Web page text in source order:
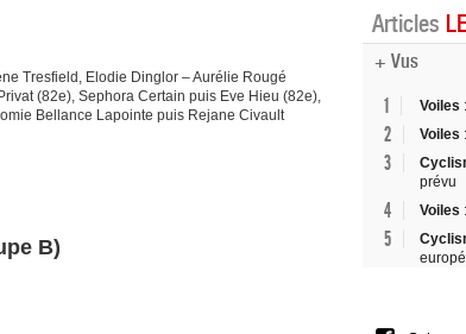
Tresfield, Elodie Dinglor – Aurélie Rougé
(82e), Sephora Certain puis Eve Hieu (82e),
Bellance Lapointe puis Rejane Civault
B)
Articles
+ Vus
1 Voiles
2 Voiles
3
prévu
4 Voiles
5